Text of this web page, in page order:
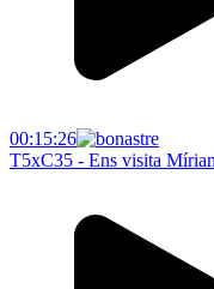
00:15:26
T5xC35 - Ens visita